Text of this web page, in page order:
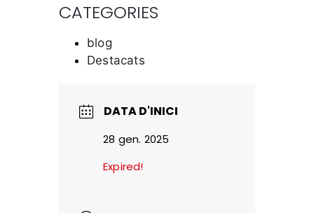
CATEGORIES
blog
Destacats
DATA D'INICI
28 gen. 2025
Expired!